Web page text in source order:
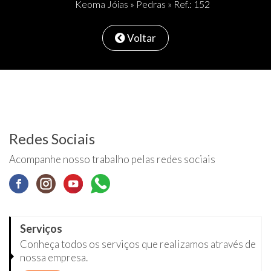
Keoma Jóias » Pedras » Ref.: 152
Voltar
Redes Sociais
Acompanhe nosso trabalho pelas redes sociais
Serviços
Conheça todos os serviços que realizamos através de
nossa empresa.